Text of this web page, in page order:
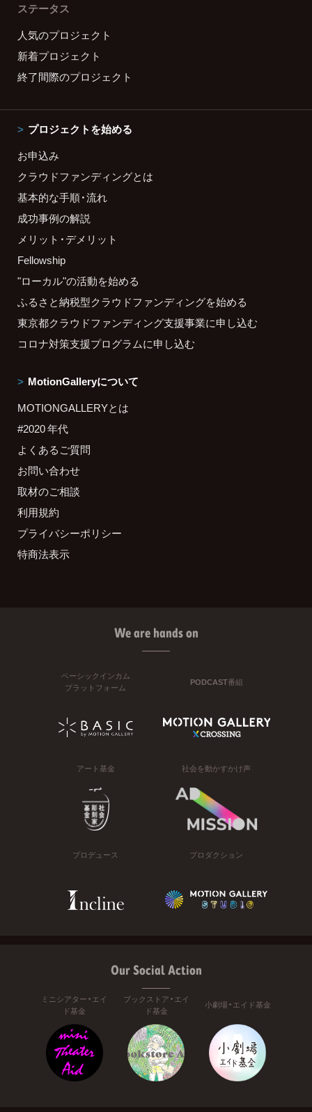
ステータス
人気のプロジェクト
新着プロジェクト
終了間際のプロジェクト
プロジェクトを始める
お申込み
クラウドファンディングとは
基本的な手順・流れ
成功事例の解説
メリット・デメリット
Fellowship
"ローカル"の活動を始める
ふるさと納税型クラウドファンディングを始める
東京都クラウドファンディング支援事業に申し込む
コロナ対策支援プログラムに申し込む
MotionGalleryについて
MOTIONGALLERYとは
#2020 年代
よくあるご質問
お問い合わせ
取材のご相談
利用規約
プライバシーポリシー
特商法表示
We are hands on
ベーシックインカム
プラットフォーム
PODCAST番組
アート基金 社会を動かすかけ声
プロデュース プロダクション
Our Social Action
ミニシアター・エイ
ド基金
ブックストア・エイ
ド基金
小劇場・エイド基金